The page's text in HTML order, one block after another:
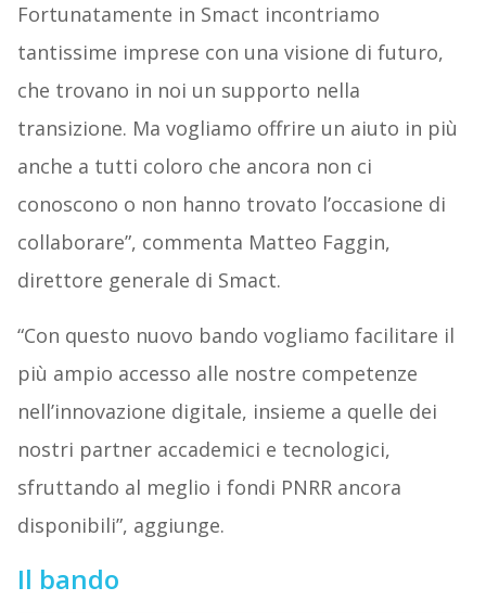
Fortunatamente in Smact incontriamo
tantissime imprese con una visione di futuro,
che trovano in noi un supporto nella
transizione. Ma vogliamo offrire un aiuto in più
anche a tutti coloro che ancora non ci
conoscono o non hanno trovato l’occasione di
collaborare”, commenta Matteo Faggin,
direttore generale di Smact.
“Con questo nuovo bando vogliamo facilitare il
più ampio accesso alle nostre competenze
nell’innovazione digitale, insieme a quelle dei
nostri partner accademici e tecnologici,
sfruttando al meglio i fondi PNRR ancora
disponibili”, aggiunge.
Il bando